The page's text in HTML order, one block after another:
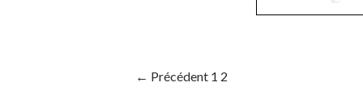
Navigation au sein des articles
← Précédent 1 2